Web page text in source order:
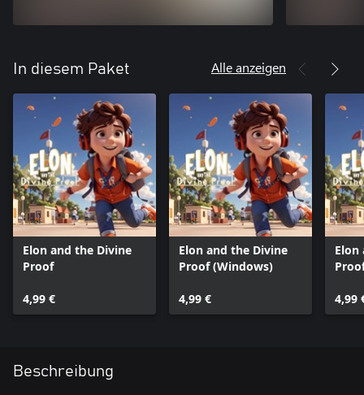
In diesem Paket Alle anzeigen
Elon and the Divine
Proof
4,99 €
Elon and the Divine
Proof (Windows)
4,99 €
Elon
4,99
Beschreibung